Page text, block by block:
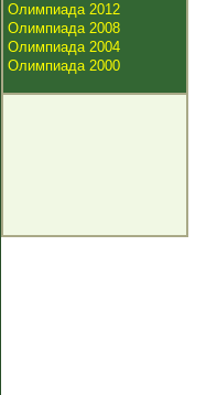
Олимпиада 2012
Олимпиада 2008
Олимпиада 2004
Олимпиада 2000